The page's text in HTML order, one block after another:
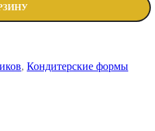
, Кондитерские формы